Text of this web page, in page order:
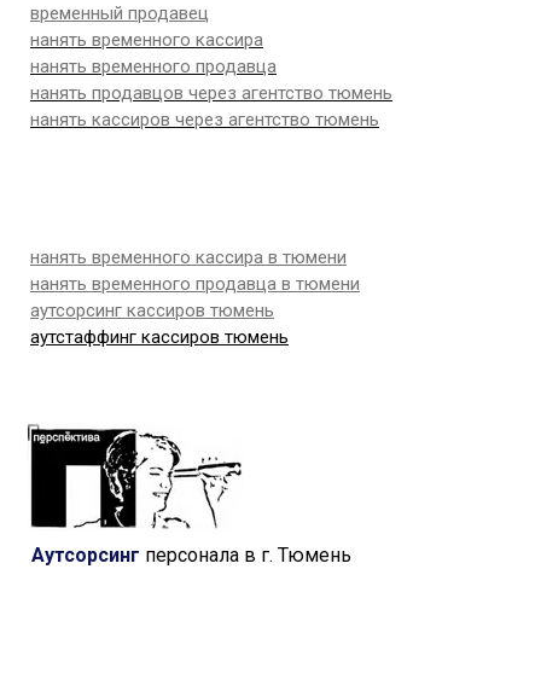
временный продавец
нанять временного кассира
нанять временного продавца
нанять продавцов через агентство тюмень
нанять кассиров через агентство тюмень
нанять временного кассира в тюмени
нанять временного продавца в тюмени
аутсорсинг кассиров тюмень
аутстаффинг кассиров тюмень
Аутсорсинг персонала в г. Тюмень